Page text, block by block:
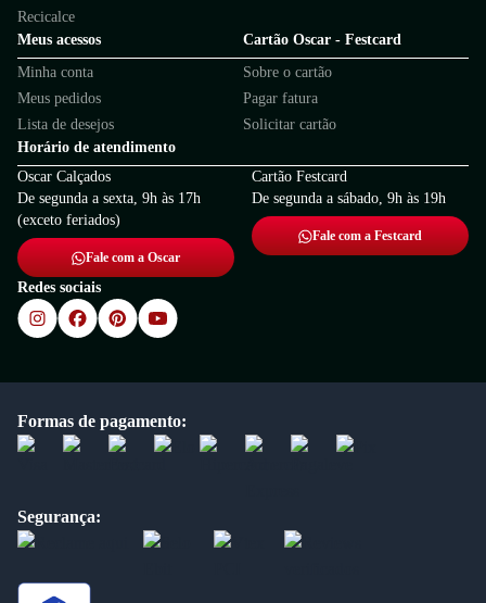
Recicalce
Meus acessos
Minha conta
Meus pedidos
Lista de desejos
Cartão Oscar - Festcard
Sobre o cartão
Pagar fatura
Solicitar cartão
Horário de atendimento
Oscar Calçados
De segunda a sexta, 9h às 17h
(exceto feriados)
Fale com a Oscar
Cartão Festcard
De segunda a sábado, 9h às 19h
Fale com a Festcard
Redes sociais
Formas de pagamento:
Segurança: